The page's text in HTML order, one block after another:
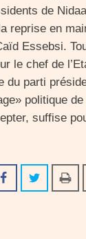
de
reprise en
Essebsi.
le chef de
du parti
politique de
suffise